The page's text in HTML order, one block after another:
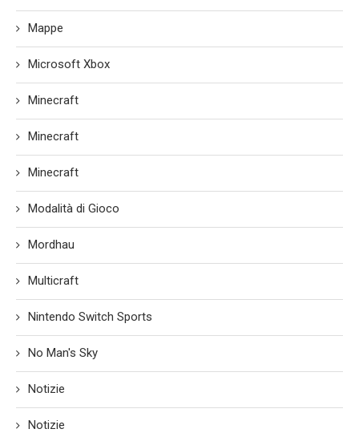
Mappe
Microsoft Xbox
Minecraft
Minecraft
Minecraft
Modalità di Gioco
Mordhau
Multicraft
Nintendo Switch Sports
No Man's Sky
Notizie
Notizie